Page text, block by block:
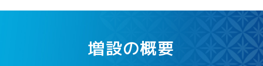
増設の概要